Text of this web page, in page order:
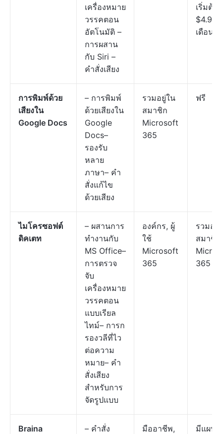
เครื่องหมาย
วรรคตอน
อัตโนมัติ –
การผสาน
กับ Siri –
คำสั่งเสียง
เริ่มต้น
$4.99/
เดือน
การพิมพ์ด้วย
เสียงใน
Google Docs
– การพิมพ์
ด้วยเสียงใน
Google
Docs–
รองรับ
หลาย
ภาษา– คำ
สั่งแก้ไข
ด้วยเสียง
รวมอยู่ใน
สมาชิก
Microsoft
365
ฟรี
ไมโครซอฟต์
ดิคเตท
– ผสานการ
ทำงานกับ
MS Office–
การตรวจ
จับ
เครื่องหมาย
วรรคตอน
แบบเรียล
ไทม์– การก
รองวลีที่ไว
ต่อความ
หมาย– คำ
สั่งเสียง
สำหรับการ
จัดรูปแบบ
องค์กร, ผู้
ใช้
Microsoft
365
รวมอยู่
สมาชิก
365
Braina
– คำสั่ง
มืออาชีพ,
มีแผน